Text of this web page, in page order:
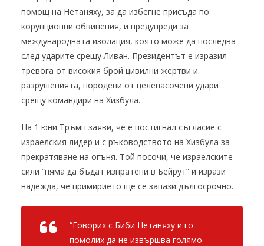
помощ на Нетаняху, за да избегне присъда по
корупционни обвинения, и предупреди за
международната изолация, която може да последва
след ударите срещу Ливан. Президентът е изразил
тревога от високия брой цивилни жертви и
разрушенията, породени от целенасочени удари
срещу командири на Хизбула.
На 1 юни Тръмп заяви, че е постигнал съгласие с
израелския лидер и с ръководството на Хизбула за
прекратяване на огъня. Той посочи, че израелските
сили “няма да бъдат изпратени в Бейрут” и изрази
надежда, че примирието ще се запази дългосрочно.
“Говорих с Биби Нетаняху и го
помолих да не извършва голямо